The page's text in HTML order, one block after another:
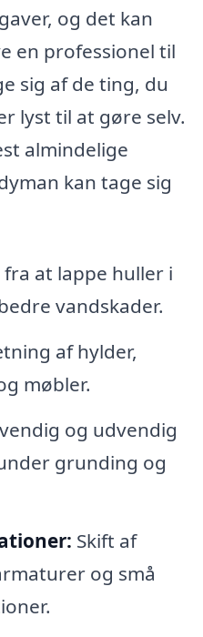
og det kan
en professionel til
sig af de ting, du
lyst til at gøre selv.
almindelige
kan tage sig
fra at lappe huller i
vandskader.
af hylder,
møbler.
og udvendig
grunding og
Skift af
og små